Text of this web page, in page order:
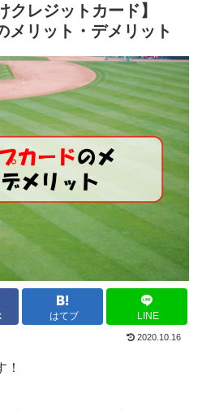
クレジットカード】
メリット・デメリット
はてブ LINE
2020.10.16